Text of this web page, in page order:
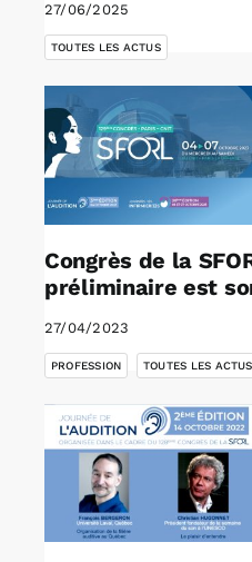
27/06/2025
TOUTES LES ACTUS
Congrès de la
préliminaire est
27/04/2023
PROFESSION TOUTES LES ACTUS